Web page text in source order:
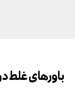
باورهای غلط